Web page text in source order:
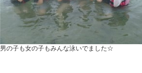
男の子も女の子もみんな泳いでました☆